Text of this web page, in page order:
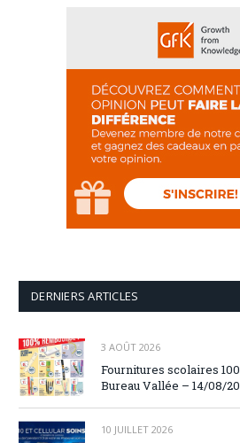
DERNIERS ARTICLES
3 AOÛT 2026
Fournitures scolaires
Bureau Vallée – 14/08/
10 JUILLET 2026